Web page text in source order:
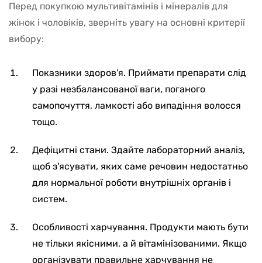
Перед покупкою мультивітамінів і мінералів для
жінок і чоловіків, зверніть увагу на основні критерії
вибору:
Показники здоров'я. Приймати препарати слід
у разі незбалансованої ваги, поганого
самопочуття, ламкості або випадіння волосся
тощо.
Дефіцитні стани. Здайте лабораторний аналіз,
щоб з'ясувати, яких саме речовин недостатньо
для нормальної роботи внутрішніх органів і
систем.
Особливості харчування. Продукти мають бути
не тільки якісними, а й вітамінізованими. Якщо
організувати правильне харчування не